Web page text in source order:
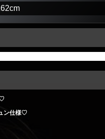
♡
ン仕様♡